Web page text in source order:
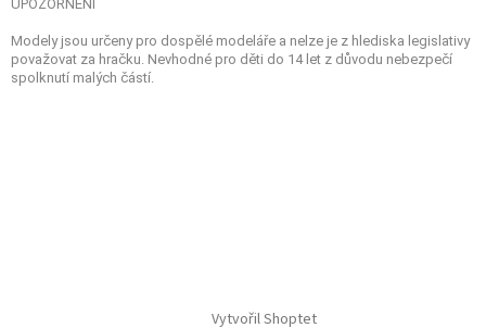
UPOZORNĚNÍ
Modely jsou určeny pro dospělé modeláře a nelze je z hlediska legislativy
považovat za hračku. Nevhodné pro děti do 14 let z důvodu nebezpečí
spolknutí malých částí.
Vytvořil Shoptet